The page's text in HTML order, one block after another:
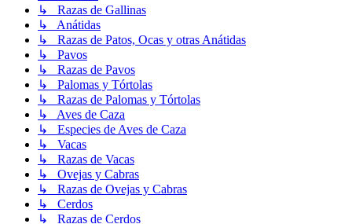
↳ Razas de Gallinas
↳ Anátidas
↳ Razas de Patos, Ocas y otras Anátidas
↳ Pavos
↳ Razas de Pavos
↳ Palomas y Tórtolas
↳ Razas de Palomas y Tórtolas
↳ Aves de Caza
↳ Especies de Aves de Caza
↳ Vacas
↳ Razas de Vacas
↳ Ovejas y Cabras
↳ Razas de Ovejas y Cabras
↳ Cerdos
↳ Razas de Cerdos